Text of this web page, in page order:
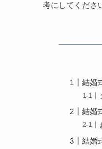
考にしてくださ
結婚
結婚
結婚